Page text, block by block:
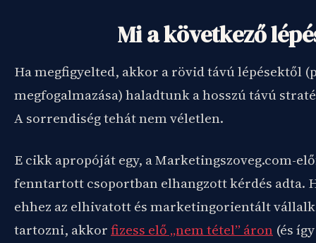
Mi a következő
Ha megfigyelted, akkor a rövid távú lépésektől
megfogalmazása) haladtunk a hosszú távú
A sorrendiség tehát nem véletlen.
E cikk apropóját egy, a Marketingszoveg.com-
fenntartott csoportban elhangzott kérdés adta.
ehhez az elhivatott és marketingorientált
tartozni, akkorfizess elő „nem tétel” áron (és